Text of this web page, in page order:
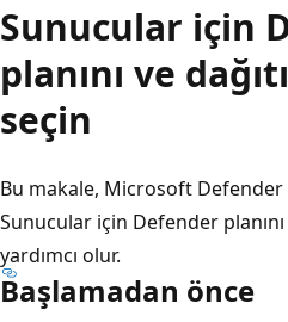
Sunucular için
planını ve
seçin
Bu makale, Microsoft
Sunucular için Defender planını
yardımcı olur.
Başlamadan önce